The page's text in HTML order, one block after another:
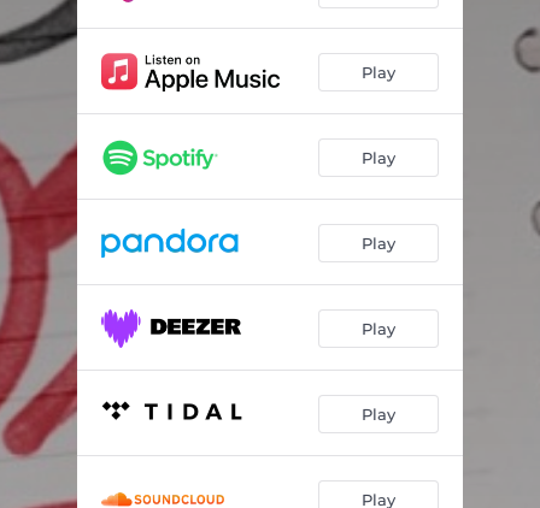
Salí Del Hoyo
Cajas De Parke 02:11
Cosas De La Vida 03:50
De Sangre Jaliscience 02:51
Ele Ese 02:52
El Crime 02:50
El Jugo 02:30
Par De Toques 03:13
El Cerro Del 4
Play
Play
Play
Play
Play
Play